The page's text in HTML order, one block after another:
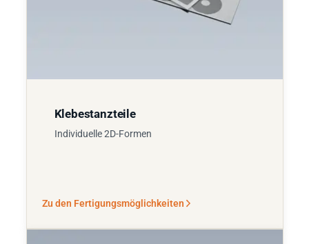
Klebestanzteile
Individuelle 2D-Formen
Zu den Fertigungsmöglichkeiten